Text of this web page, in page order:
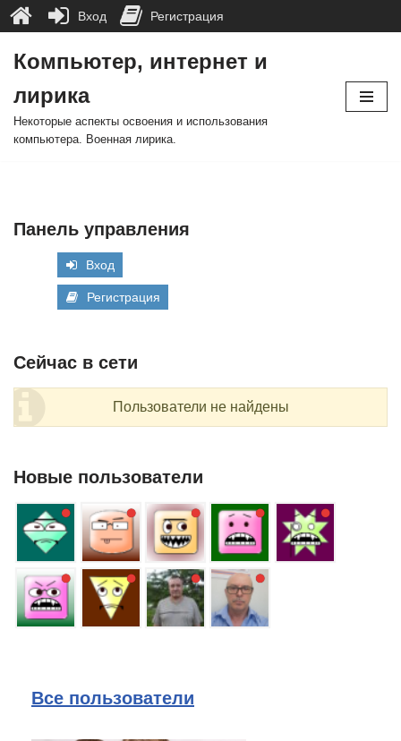
к
содержимому
Компьютер, интернет и
лирика
Некоторые аспекты освоения и использования
компьютера. Военная лирика.
Панель управления
Вход
Регистрация
Сейчас в сети
Пользователи не найдены
Новые пользователи
Все пользователи
Вход Регистрация